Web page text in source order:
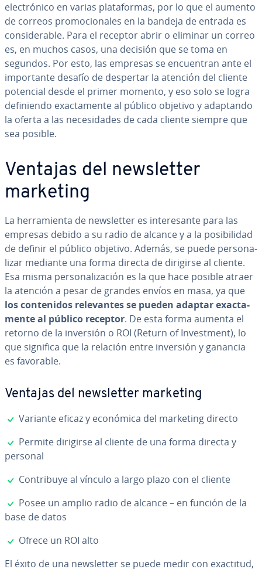
ele­c­tró­ni­co en varias pla­ta­fo­r­mas, por lo que el aumento
de correos pro­mo­cio­na­les en la bandeja de entrada es
co­n­si­de­ra­ble. Para el receptor abrir o eliminar un correo
es, en muchos casos, una decisión que se toma en
segundos. Por esto, las empresas se en­cue­n­tran ante el
im­po­r­ta­n­te desafío de despertar la atención del cliente
potencial desde el primer momento, y eso solo se logra
de­fi­nie­n­do exac­ta­me­n­te al público objetivo y adaptando
la oferta a las ne­ce­si­da­des de cada cliente siempre que
sea posible.
Ventajas del ne­w­s­le­t­ter
marketing
La he­rra­mie­n­ta de ne­w­s­le­t­ter es in­te­re­sa­n­te para las
empresas debido a su radio de alcance y a la po­si­bi­li­dad
de definir el público objetivo. Además, se puede pe­r­so­na­
li­zar mediante una forma directa de dirigirse al cliente.
Esa misma pe­r­so­na­li­za­ción es la que hace posible atraer
la atención a pesar de grandes envíos en masa, ya que
los co­n­te­ni­dos re­le­va­n­tes se pueden adaptar exac­ta­
me­n­te al público receptor. De esta forma aumenta el
retorno de la inversión o ROI (Return of In­ve­s­t­me­nt), lo
que significa que la relación entre inversión y ganancia
es favorable.
Ventajas del ne­w­s­le­t­ter marketing
✓
Variante eficaz y económica del marketing directo
✓
Permite dirigirse al cliente de una forma directa y
personal
✓
Co­n­tri­bu­ye al vínculo a largo plazo con el cliente
✓
Posee un amplio radio de alcance – en función de la
base de datos
✓
Ofrece un ROI alto
El éxito de una ne­w­s­le­t­ter se puede medir con exactitud,